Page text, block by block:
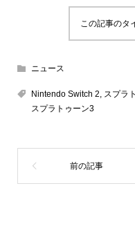
この記事のタ
ニュース
Nintendo Switch 2, スプラ
スプラトゥーン3